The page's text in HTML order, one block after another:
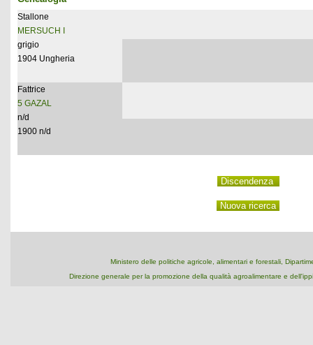
Stallone
MERSUCH I
grigio
1904 Ungheria
Fattrice
5 GAZAL
n/d
1900 n/d
Ministero delle politiche agricole, alimentari e forestali,
Direzione generale per la promozione della qualità agroalimentare e